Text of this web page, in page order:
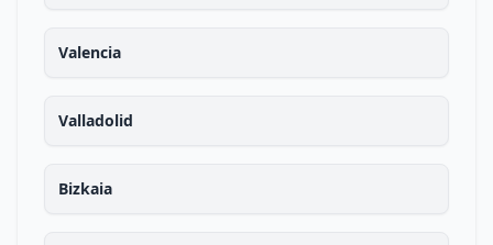
Valencia
Valladolid
Bizkaia